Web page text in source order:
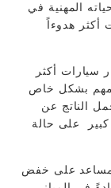
المهنية في
هدوءاً
سيارات أكثر
مهم بشكل خاص
الناتج عن
على حالة
على خفض